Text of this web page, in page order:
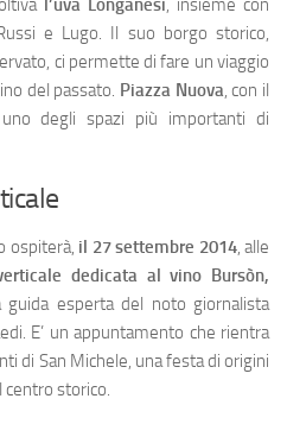
l’uva Longanesi, insieme con
e Lugo. Il suo borgo storico,
ci permette di fare un viaggio
del passato. Piazza Nuova, con il
degli spazi più importanti di
ospiterà, il 27 settembre 2014, alle
dedicata al vino Bursòn,
guida esperta del noto giornalista
E’ un appuntamento che rientra
di San Michele, una festa di origini
centro storico.